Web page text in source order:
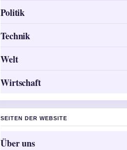
Politik
Technik
Welt
Wirtschaft
SEITEN DER WEBSITE
Über uns